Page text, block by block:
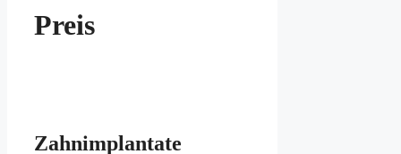
Preis
Zahnimplantate